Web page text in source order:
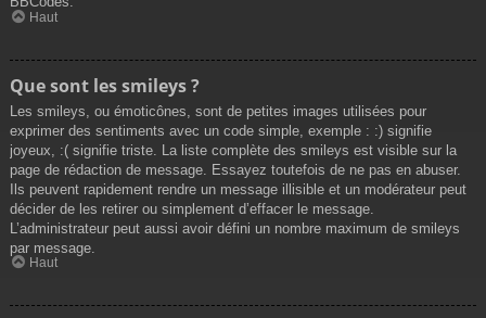
Haut
Que sont les smileys ?
Les smileys, ou émoticônes, sont de petites images utilisées pour
exprimer des sentiments avec un code simple, exemple : :) signifie
joyeux, :( signifie triste. La liste complète des smileys est visible sur la
page de rédaction de message. Essayez toutefois de ne pas en abuser.
Ils peuvent rapidement rendre un message illisible et un modérateur peut
décider de les retirer ou simplement d’effacer le message.
L’administrateur peut aussi avoir défini un nombre maximum de smileys
par message.
Haut